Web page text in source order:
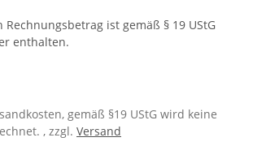
Rechnungsbetrag ist gemäß § 19 UStG
enthalten.
gemäß §19 UStG wird keine
, zzgl. Versand